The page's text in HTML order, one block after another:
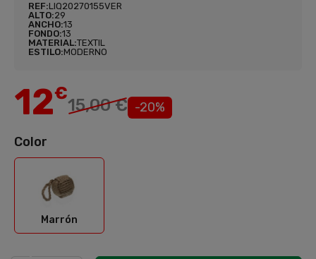
REF:LIQ20270155VER
ALTO:29
ANCHO:13
FONDO:13
MATERIAL:TEXTIL
ESTILO:MODERNO
12€
15,00 € -20%
Color
Marrón
Marrón